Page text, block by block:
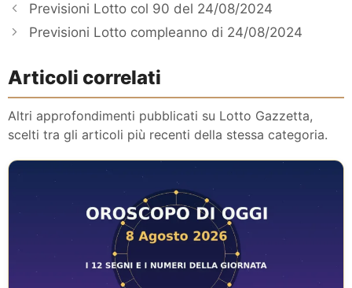
Previsioni Lotto col 90 del 24/08/2024
Previsioni Lotto compleanno di 24/08/2024
Articoli correlati
Altri approfondimenti pubblicati su Lotto Gazzetta,
scelti tra gli articoli più recenti della stessa categoria.